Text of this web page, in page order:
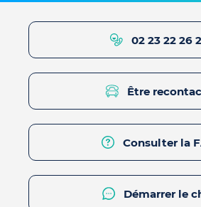
02 23 22 26
Être
Consulter la
Démarrer le